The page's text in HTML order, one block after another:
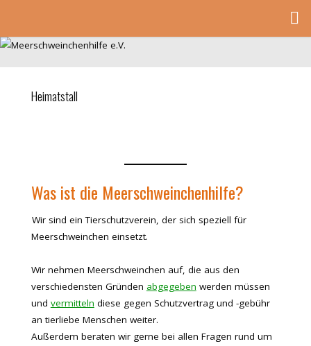
springen
Heimatstall
Was ist die Meerschweinchenhilfe?
Wir sind ein Tierschutzverein, der sich speziell für
Meerschweinchen einsetzt.
Wir nehmen Meerschweinchen auf, die aus den
verschiedensten Gründen abgegeben werden müssen
und vermitteln diese gegen Schutzvertrag und -gebühr
an tierliebe Menschen weiter.
Außerdem beraten wir gerne bei allen Fragen rund um